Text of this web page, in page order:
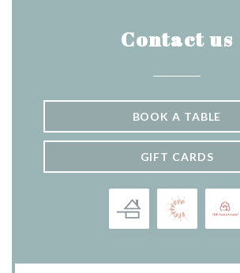
Contact us
BOOK A TABLE
GIFT CARDS